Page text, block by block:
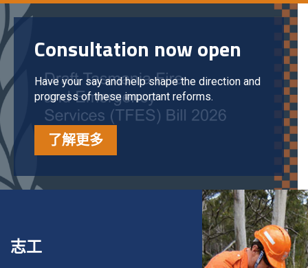
Consultation now open
Have your say and help shape the direction and
progress of these important reforms.
了解更多
志工